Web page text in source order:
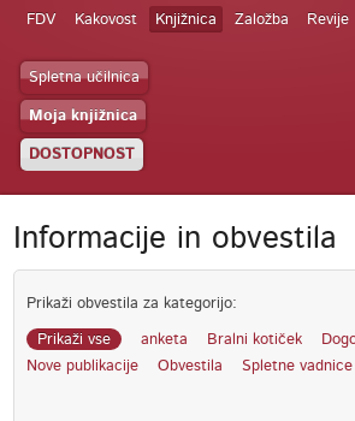
FDV Kakovost Knjižnica Založba Revije
Spletna učilnica
Moja knjižnica
DOSTOPNOST
Informacije in obvestila
Prikaži obvestila za kategorijo:
Prikaži vse anketa Bralni kotiček
Nove publikacije
Obvestila Spletne vadnice